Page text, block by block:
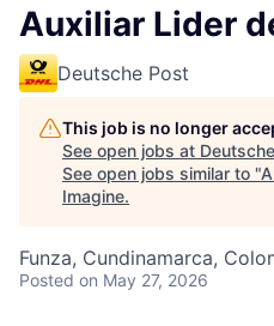
Auxiliar Lider
Deutsche Post
This job is no longer
See open jobs at
See open jobs similar to "
Imagine.
Funza, Cundinamarca,
Posted on May 27, 2026